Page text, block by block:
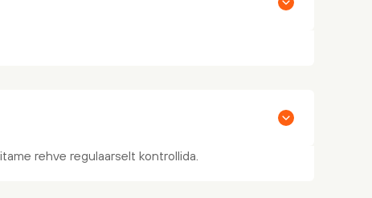
rehve regulaarselt kontrollida.